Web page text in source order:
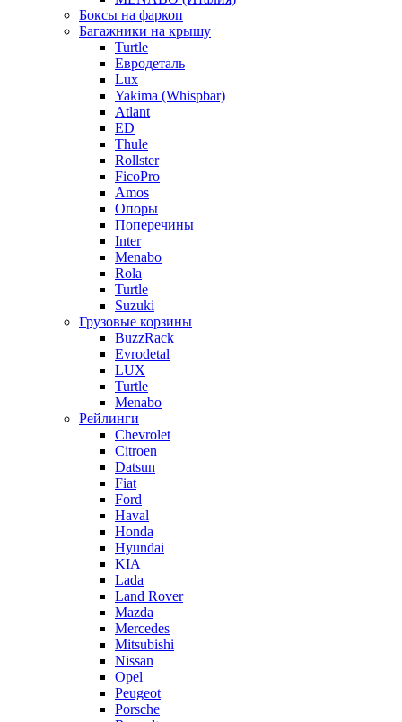
Боксы на фаркоп
Багажники на крышу
Turtle
Евродеталь
Lux
Yakima (Whispbar)
Atlant
ED
Thule
Rollster
FicoPro
Amos
Опоры
Поперечины
Inter
Menabo
Rola
Turtle
Suzuki
Грузовые корзины
BuzzRack
Evrodetal
LUX
Turtle
Menabo
Рейлинги
Chevrolet
Citroen
Datsun
Fiat
Ford
Haval
Honda
Hyundai
KIA
Lada
Land Rover
Mazda
Mercedes
Mitsubishi
Nissan
Opel
Peugeot
Porsche